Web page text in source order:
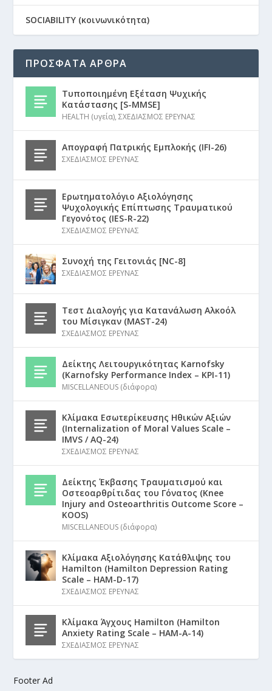
SOCIABILITY (κοινωνικότητα)
ΠΡΟΣΦΑΤΑ ΑΡΘΡΑ
Τυποποιημένη Εξέταση Ψυχικής
Κατάστασης [S-MMSE]
HEALTH (υγεία),ΣΧΕΔΙΑΣΜΟΣ ΕΡΕΥΝΑΣ
Απογραφή Πατρικής Εμπλοκής (IFI-26)
ΣΧΕΔΙΑΣΜΟΣ ΕΡΕΥΝΑΣ
Ερωτηματολόγιο Αξιολόγησης
Ψυχολογικής Επίπτωσης Τραυματικού
Γεγονότος (IES-R-22)
ΣΧΕΔΙΑΣΜΟΣ ΕΡΕΥΝΑΣ
Συνοχή της Γειτονιάς [NC-8]
ΣΧΕΔΙΑΣΜΟΣ ΕΡΕΥΝΑΣ
Τεστ Διαλογής για Κατανάλωση Αλκοόλ
του Μίσιγκαν (MAST-24)
ΣΧΕΔΙΑΣΜΟΣ ΕΡΕΥΝΑΣ
Δείκτης Λειτουργικότητας Karnofsky
(Karnofsky Performance Index – KPI-11)
MISCELLANEOUS (διάφορα)
Κλίμακα Εσωτερίκευσης Ηθικών Αξιών
(Internalization of Moral Values Scale –
IMVS / AQ-24)
ΣΧΕΔΙΑΣΜΟΣ ΕΡΕΥΝΑΣ
Δείκτης Έκβασης Τραυματισμού και
Οστεοαρθρίτιδας του Γόνατος (Knee
Injury and Osteoarthritis Outcome Score –
KOOS)
MISCELLANEOUS (διάφορα)
Κλίμακα Αξιολόγησης Κατάθλιψης του
Hamilton (Hamilton Depression Rating
Scale – HAM-D-17)
ΣΧΕΔΙΑΣΜΟΣ ΕΡΕΥΝΑΣ
Κλίμακα Άγχους Hamilton (Hamilton
Anxiety Rating Scale – HAM-A-14)
ΣΧΕΔΙΑΣΜΟΣ ΕΡΕΥΝΑΣ
Footer Ad